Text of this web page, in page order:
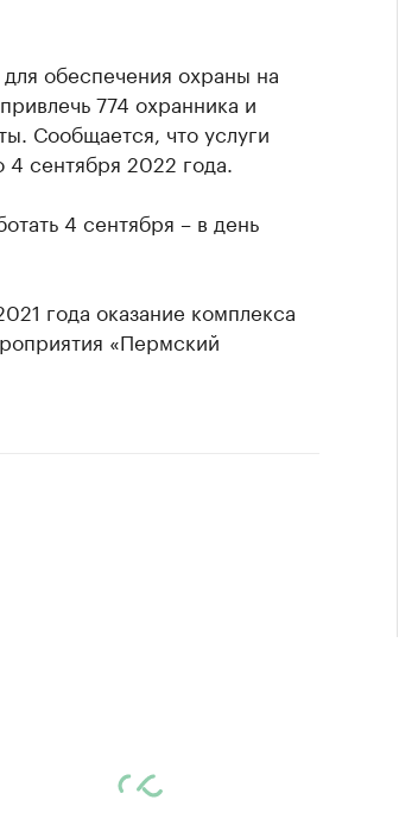
обеспечения охраны на
774 охранника и
Сообщается, что услуги
сентября 2022 года.
4 сентября – в день
года оказание комплекса
«Пермский